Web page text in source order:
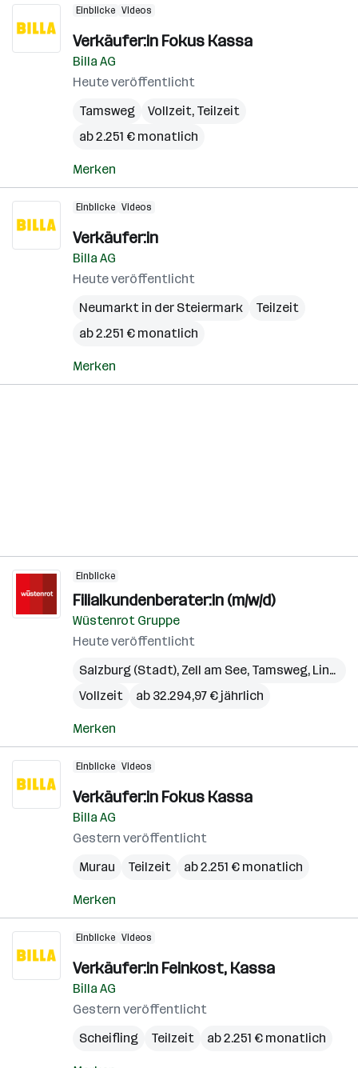
Einblicke Videos
Verkäufer:in Fokus Kassa
Billa AG
Heute veröffentlicht
Tamsweg
Vollzeit, Teilzeit
ab 2.251 € monatlich
Merken
Einblicke Videos
Verkäufer:in
Billa AG
Heute veröffentlicht
Neumarkt in der Steiermark
Teilzeit
ab 2.251 € monatlich
Merken
Einblicke
Filialkundenberater:in (m/w/d)
Wüstenrot Gruppe
Heute veröffentlicht
Salzburg (Stadt), Zell am See, Tamsweg, Linz
Vollzeit
ab 32.294,97 € jährlich
Merken
Einblicke Videos
Verkäufer:in Fokus Kassa
Billa AG
Gestern veröffentlicht
Murau
Teilzeit ab 2.251 € monatlich
Merken
Einblicke Videos
Verkäufer:in Feinkost, Kassa
Billa AG
Gestern veröffentlicht
Scheifling
Teilzeit ab 2.251 € monatlich